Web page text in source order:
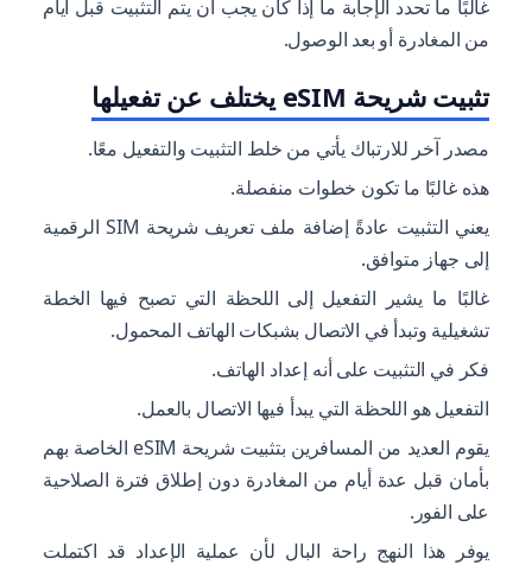
غالبًا ما تحدد الإجابة ما إذا كان يجب أن يتم التثبيت قبل أيام
من المغادرة أو بعد الوصول.
تثبيت شريحة eSIM يختلف عن تفعيلها
مصدر آخر للارتباك يأتي من خلط التثبيت والتفعيل معًا.
هذه غالبًا ما تكون خطوات منفصلة.
يعني التثبيت عادةً إضافة ملف تعريف شريحة SIM الرقمية
إلى جهاز متوافق.
غالبًا ما يشير التفعيل إلى اللحظة التي تصبح فيها الخطة
تشغيلية وتبدأ في الاتصال بشبكات الهاتف المحمول.
فكر في التثبيت على أنه إعداد الهاتف.
التفعيل هو اللحظة التي يبدأ فيها الاتصال بالعمل.
يقوم العديد من المسافرين بتثبيت شريحة eSIM الخاصة بهم
بأمان قبل عدة أيام من المغادرة دون إطلاق فترة الصلاحية
على الفور.
يوفر هذا النهج راحة البال لأن عملية الإعداد قد اكتملت